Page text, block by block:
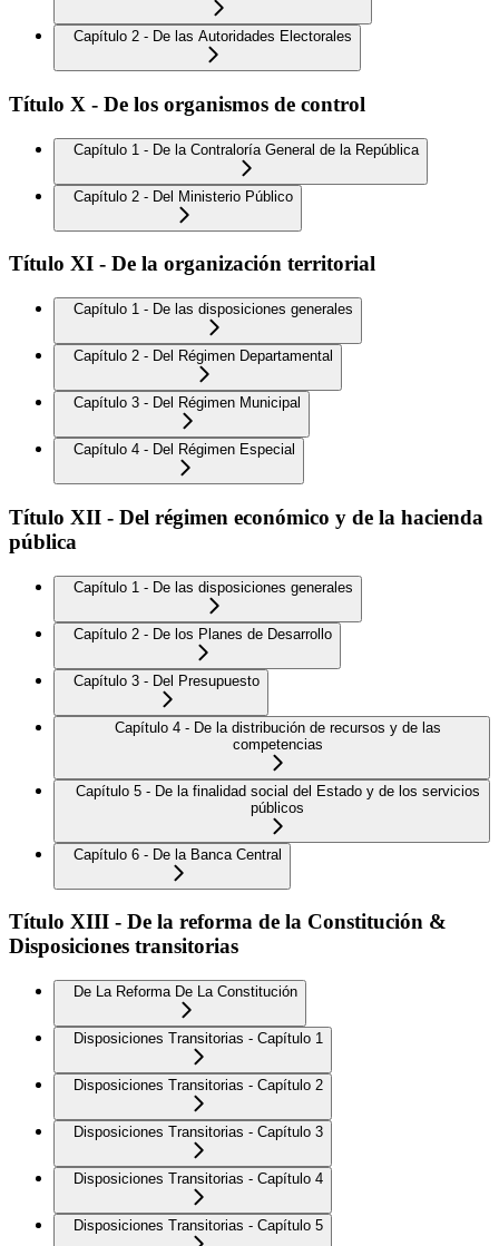
Capítulo 2 - De las Autoridades Electorales
Título X - De los organismos de control
Capítulo 1 - De la Contraloría General de la República
Capítulo 2 - Del Ministerio Público
Título XI - De la organización territorial
Capítulo 1 - De las disposiciones generales
Capítulo 2 - Del Régimen Departamental
Capítulo 3 - Del Régimen Municipal
Capítulo 4 - Del Régimen Especial
Título XII - Del régimen económico y de la hacienda
pública
Capítulo 1 - De las disposiciones generales
Capítulo 2 - De los Planes de Desarrollo
Capítulo 3 - Del Presupuesto
Capítulo 4 - De la distribución de recursos y de las
competencias
Capítulo 5 - De la finalidad social del Estado y de los servicios
públicos
Capítulo 6 - De la Banca Central
Título XIII - De la reforma de la Constitución &
Disposiciones transitorias
De La Reforma De La Constitución
Disposiciones Transitorias - Capítulo 1
Disposiciones Transitorias - Capítulo 2
Disposiciones Transitorias - Capítulo 3
Disposiciones Transitorias - Capítulo 4
Disposiciones Transitorias - Capítulo 5